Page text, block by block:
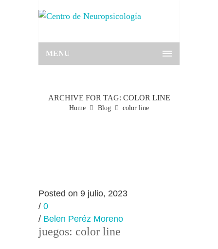
MENU
ARCHIVE FOR TAG: COLOR LINE
Home Blog color line
Posted on 9 julio, 2023
/ 0
/ Belen Peréz Moreno
juegos: color line